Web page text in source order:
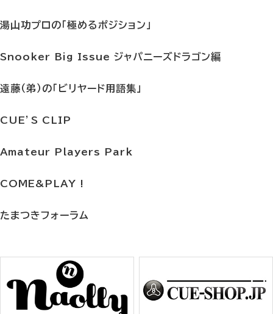
湯山功プロの「極めるポジション」
Snooker Big Issue ジャパニーズドラゴン編
遠藤（弟）の「ビリヤード用語集」
CUE’S CLIP
Amateur Players Park
COME&PLAY !
たまつきフォーラム